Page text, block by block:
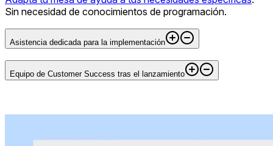
Sin necesidad de conocimientos de programación.
Asistencia dedicada para la implementación
Equipo de Customer Success tras el lanzamiento